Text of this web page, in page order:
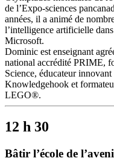
de l’Expo-sciences
années, il a animé de
l’intelligence artificielle
Microsoft.
Dominic est enseignant
national accrédité PRIME,
Science, éducateur
Knowledgehook et
LEGO®.
12 h 30
Bâtir l’école de